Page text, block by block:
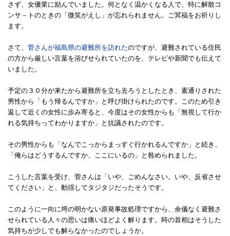
さず、女優業に励んでいました。何となく温かくなる人で、特に解散コ
ンサ－トのときの「微笑がえし」が忘れられません。ご冥福をお祈りし
ます。
さて、 菅さんが福島県の避難所を訪れたのですが、避難されている住民
の方から厳しい言葉を浴びせられていたのを、テレビや新聞でも伝えて
いました。
予定の３０分が来たから避難所を立ち去ろうとしたとき、素通りされた
男性から「もう帰るんですか」と呼び掛けられたのです。このため引き
返して近くの女性に歩み寄ると、今度はその女性からも「無視して行か
れる気持ちってわかりますか」と抗議されたのです。
その男性からも「なんでこっからまっすぐ行かれるんですか」と続き、
「俺らはどうするんですか、ここにいるの」と咎められました。
こうした言葉を受け、菅さんは「いや、ごめんなさい。いや、反省させ
てください」と、動揺してタジタジだったそうです。
このように一向に埒の明かない原発事故処理ですから、余儀なく避難さ
せられている人々の思いは痛いほどよく解ります。時の首相はそうした
気持ちが少しでも解らなかったのでしょうか。